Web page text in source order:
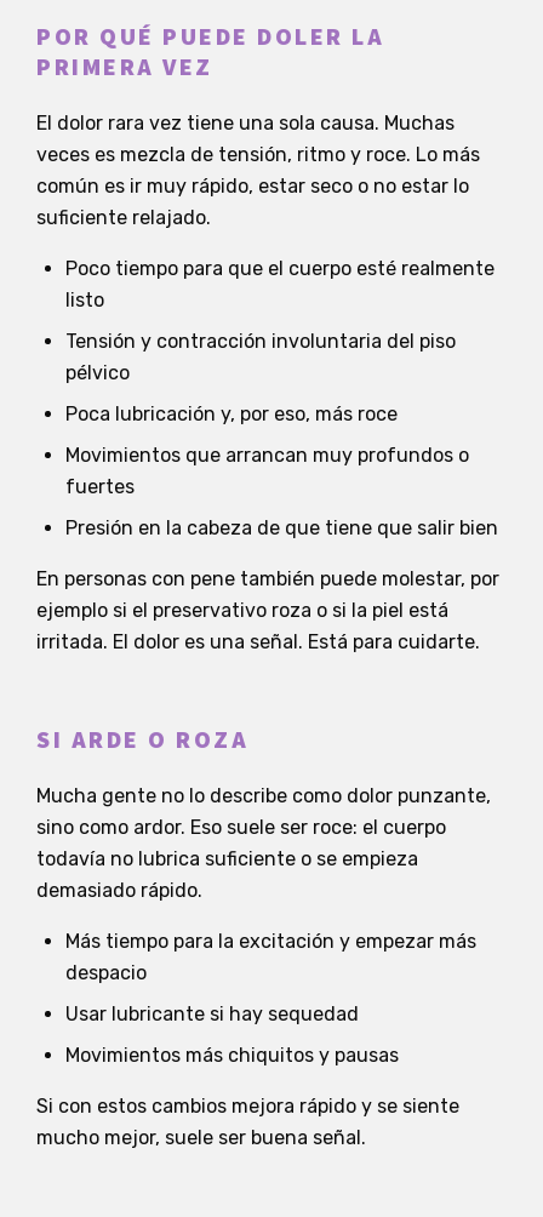
POR QUÉ PUEDE DOLER LA
PRIMERA VEZ
El dolor rara vez tiene una sola causa. Muchas
veces es mezcla de tensión, ritmo y roce. Lo más
común es ir muy rápido, estar seco o no estar lo
suficiente relajado.
Poco tiempo para que el cuerpo esté realmente
listo
Tensión y contracción involuntaria del piso
pélvico
Poca lubricación y, por eso, más roce
Movimientos que arrancan muy profundos o
fuertes
Presión en la cabeza de que tiene que salir bien
En personas con pene también puede molestar, por
ejemplo si el preservativo roza o si la piel está
irritada. El dolor es una señal. Está para cuidarte.
SI ARDE O ROZA
Mucha gente no lo describe como dolor punzante,
sino como ardor. Eso suele ser roce: el cuerpo
todavía no lubrica suficiente o se empieza
demasiado rápido.
Más tiempo para la excitación y empezar más
despacio
Usar lubricante si hay sequedad
Movimientos más chiquitos y pausas
Si con estos cambios mejora rápido y se siente
mucho mejor, suele ser buena señal.